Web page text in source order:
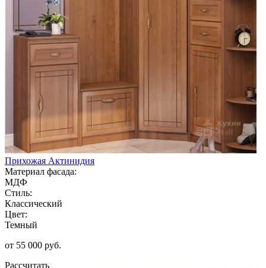
Прихожая Актинидия
Материал фасада:
МДФ
Стиль:
Классический
Цвет:
Темный
от 55 000 руб.
Рассчитать